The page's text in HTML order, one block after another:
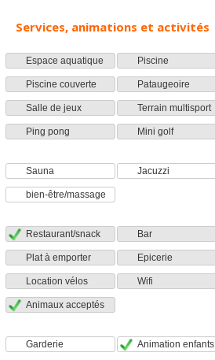
Services, animations et activités
Espace aquatique Piscine
Piscine couverte Pataugeoire
Salle de jeux Terrain multisport
Ping pong Mini golf
Sauna Jacuzzi
bien-être/massage
Restaurant/snack Bar
Plat à emporter Epicerie
Location vélos Wifi
Animaux acceptés
Garderie Animation enfants